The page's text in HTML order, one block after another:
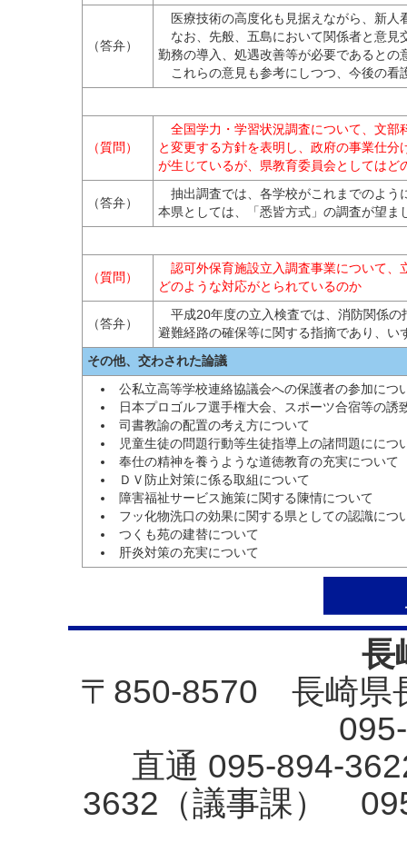
（答弁）
医療技術の高度化も見据えながら、新人
なお、先般、五島において関係者と意見
勤務の導入、処遇改善等が必要であるとの
これらの意見も参考にしつつ、今後の看
（質問）
全国学力・学習状況調査について、文部
と変更する方針を表明し、政府の事業仕
が生じているが、県教育委員会としてはど
（答弁）
抽出調査では、各学校がこれまでのよう
本県としては、「悉皆方式」の調査が望ま
（質問）
認可外保育施設立入調査事業について、
どのような対応がとられているのか
（答弁）
平成20年度の立入検査では、消防関係の
避難経路の確保等に関する指摘であり、い
その他、交わされた論議
公私立高等学校連絡協議会への保護者の参加につ
日本プロゴルフ選手権大会、スポーツ合宿等の誘
司書教諭の配置の考え方について
児童生徒の問題行動等生徒指導上の諸問題ににつ
奉仕の精神を養うような道徳教育の充実について
ＤＶ防止対策に係る取組について
障害福祉サービス施策に関する陳情について
フッ化物洗口の効果に関する県としての認識につ
つくも苑の建替について
肝炎対策の充実について
長
〒850-8570 長崎県
直通 095-894-
3632（議事課）